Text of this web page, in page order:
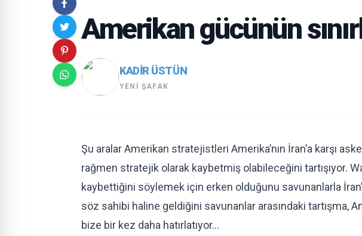
Amerikan gücünün
KADIR ÜSTÜN
YENI ŞAFAK
Şu aralar Amerikan stratejistleri Amerika’nın İran’a karşı
rağmen stratejik olarak kaybetmiş olabileceğini tartışıyor.
kaybettiğini söylemek için erken olduğunu savunanlarla
söz sahibi haline geldiğini savunanlar arasındaki tartışma,
bize bir kez daha hatırlatıyor…